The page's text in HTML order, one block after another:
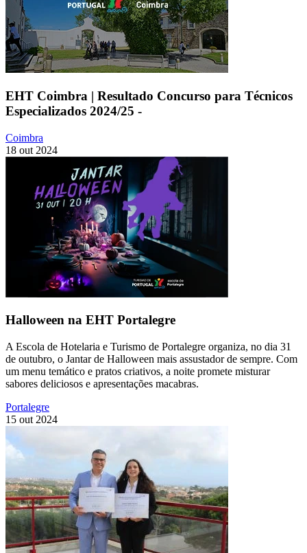
EHT Coimbra | Resultado Concurso para Técnicos
Especializados 2024/25 -
Coimbra
18 out 2024
Halloween na EHT Portalegre
A Escola de Hotelaria e Turismo de Portalegre organiza, no dia 31
de outubro, o Jantar de Halloween mais assustador de sempre. Com
um menu temático e pratos criativos, a noite promete misturar
sabores deliciosos e apresentações macabras.
Portalegre
15 out 2024